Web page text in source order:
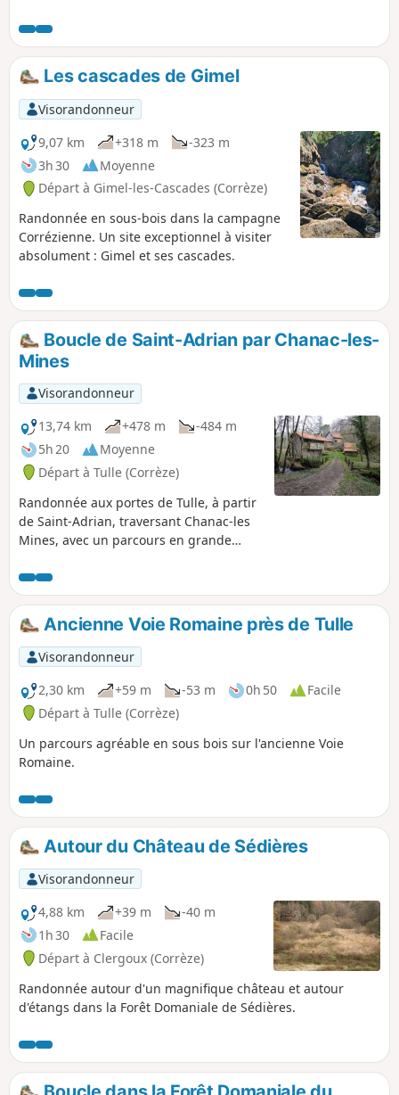
Les cascades de Gimel
Visorandonneur
9,07 km
+318 m
-323 m
3h 30
Moyenne
Départ à Gimel-les-Cascades (Corrèze)
Randonnée en sous-bois dans la campagne
Corrézienne. Un site exceptionnel à visiter
absolument : Gimel et ses cascades.
Boucle de Saint-Adrian par Chanac-les-
Mines
Visorandonneur
13,74 km
+478 m
-484 m
5h 20
Moyenne
Départ à Tulle (Corrèze)
Randonnée aux portes de Tulle, à partir
de Saint-Adrian, traversant Chanac-les
Mines, avec un parcours en grande
Ancienne Voie Romaine près de Tulle
Visorandonneur
2,30 km
+59 m -53 m 0h 50
Facile
Départ à Tulle (Corrèze)
Un parcours agréable en sous bois sur l'ancienne Voie
Romaine.
Autour du Château de Sédières
Visorandonneur
4,88 km
+39 m
-40 m
1h 30
Facile
Départ à Clergoux (Corrèze)
Randonnée autour d'un magnifique château et autour
d'étangs dans la Forêt Domaniale de Sédières.